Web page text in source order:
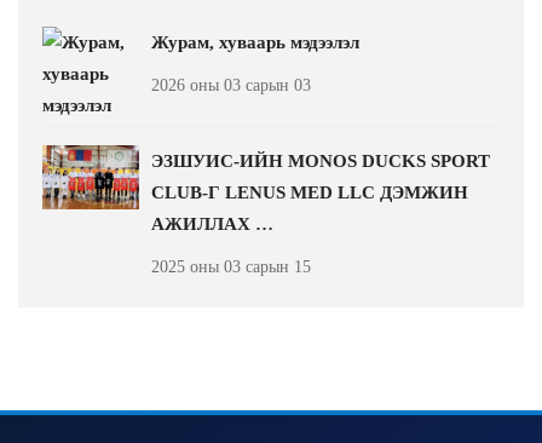
Журам, хуваарь мэдээлэл
2026 оны 03 сарын 03
ЭЗШУИС-ИЙН MONOS DUCKS SPORT
CLUB-Г LENUS MED LLC ДЭМЖИН
АЖИЛЛАХ …
2025 оны 03 сарын 15